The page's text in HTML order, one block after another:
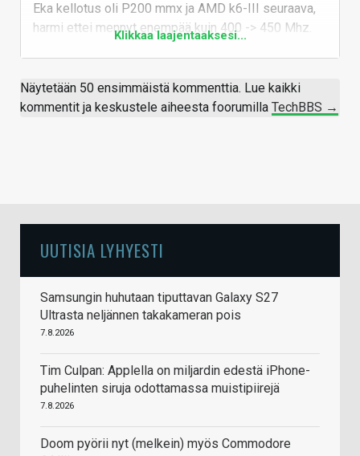
Eka kellotus oli P200 mmx ja AMD k6-III seuraava,
harmi ettei mennyt enempää kuin 400 -> 450 Mhz.
Oli hyvä prossu aikoinaan, itsessään oli L2 cache,
Vastaa
Klikkaa laajentaaksesi...
Näytetään 50 ensimmäistä kommenttia. Lue kaikki
kommentit ja keskustele aiheesta foorumilla TechBBS →
UUTISIA LYHYESTI
Samsungin huhutaan tiputtavan Galaxy S27
Ultrasta neljännen takakameran pois
7.8.2026
Tim Culpan: Applella on miljardin edestä iPhone-
puhelinten siruja odottamassa muistipiirejä
7.8.2026
Doom pyörii nyt (melkein) myös Commodore